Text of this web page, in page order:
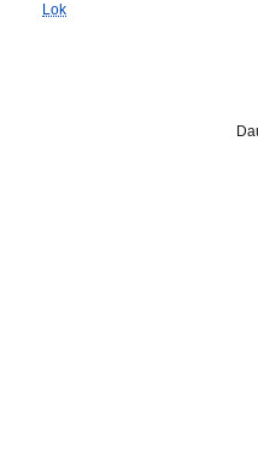
Lok